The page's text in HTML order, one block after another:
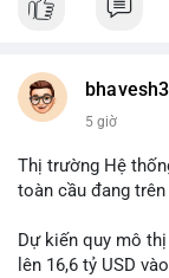
BTC breakout và
định crypto là 'vấn
trợ cổ phiếu Apple/
💡 NHẬN ĐỊNH &
coin (PENGU,
SOL). Rủi ro tăng
5 giờ
Thị trường Hệ
toàn cầu đang
Dự kiến quy mô
lên 16,6 tỷ USD